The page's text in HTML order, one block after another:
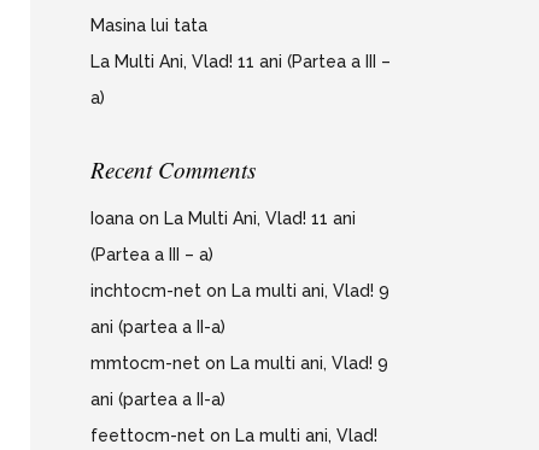
Masina lui tata
La Multi Ani, Vlad! 11 ani (Partea a III –
a)
Recent Comments
Ioana on La Multi Ani, Vlad! 11 ani
(Partea a III – a)
inchtocm-net on La multi ani, Vlad! 9
ani (partea a II-a)
mmtocm-net on La multi ani, Vlad! 9
ani (partea a II-a)
feettocm-net on La multi ani, Vlad!